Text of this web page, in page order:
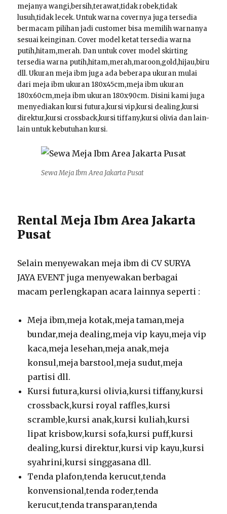
mejanya wangi,bersih,terawat,tidak robek,tidak
lusuh,tidak lecek. Untuk warna covernya juga tersedia
bermacam pilihan jadi customer bisa memilih warnanya
sesuai keinginan. Cover model ketat tersedia warna
putih,hitam,merah. Dan untuk cover model skirting
tersedia warna putih,hitam,merah,maroon,gold,hijau,biru
dll. Ukuran meja ibm juga ada beberapa ukuran mulai
dari meja ibm ukuran 180x45cm,meja ibm ukuran
180x60cm,meja ibm ukuran 180x90cm. Disini kami juga
menyediakan kursi futura,kursi vip,kursi dealing,kursi
direktur,kursi crossback,kursi tiffany,kursi olivia dan lain-
lain untuk kebutuhan kursi.
Sewa Meja Ibm Area Jakarta Pusat
Rental Meja Ibm Area Jakarta
Pusat
Selain menyewakan meja ibm di CV SURYA
JAYA EVENT juga menyewakan berbagai
macam perlengkapan acara lainnya seperti :
Meja ibm,meja kotak,meja taman,meja
bundar,meja dealing,meja vip kayu,meja vip
kaca,meja lesehan,meja anak,meja
konsul,meja barstool,meja sudut,meja
partisi dll.
Kursi futura,kursi olivia,kursi tiffany,kursi
crossback,kursi royal raffles,kursi
scramble,kursi anak,kursi kuliah,kursi
lipat krisbow,kursi sofa,kursi puff,kursi
dealing,kursi direktur,kursi vip kayu,kursi
syahrini,kursi singgasana dll.
Tenda plafon,tenda kerucut,tenda
konvensional,tenda roder,tenda
kerucut,tenda transparan,tenda